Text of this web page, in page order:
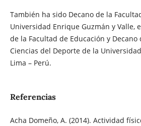
También ha sido Decano de la
Universidad Enrique Guzmán y Valle,
de la Facultad de Educación y Decano
Ciencias del Deporte de la
Lima – Perú.
Referencias
Acha Domeño, A. (2014). Actividad